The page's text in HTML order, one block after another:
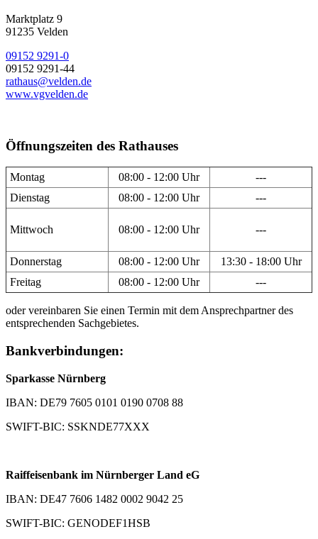
Marktplatz 9
91235 Velden
09152 9291-0
09152 9291-44
rathaus@velden.de
www.vgvelden.de
Öffnungszeiten des Rathauses
Montag 08:00 - 12:00 Uhr
---
Dienstag
08:00 - 12:00 Uhr ---
Mittwoch 08:00 - 12:00 Uhr ---
Donnerstag 08:00 - 12:00 Uhr
13:30 - 18:00 Uhr
Freitag
08:00 - 12:00 Uhr ---
oder vereinbaren Sie einen Termin mit dem Ansprechpartner des
entsprechenden Sachgebietes.
Bankverbindungen:
Sparkasse Nürnberg
IBAN: DE79 7605 0101 0190 0708 88
SWIFT-BIC: SSKNDE77XXX
Raiffeisenbank im Nürnberger Land eG
IBAN: DE47 7606 1482 0002 9042 25
SWIFT-BIC: GENODEF1HSB